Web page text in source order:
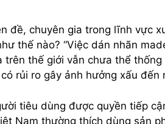
đề, chuyên gia trong lĩnh vực
thế nào? “Việc dán nhãn
trên thế giới vẫn chưa thể
rủi ro gây ảnh hưởng xấu đến
tiêu dùng được quyền tiếp
Nam thường thích dùng sản